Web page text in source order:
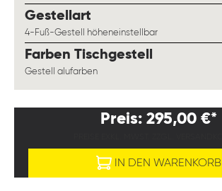
Gestellart
4-Fuß-Gestell höheneinstellbar
Farben Tischgestell
Gestell alufarben
Preis: 295,00 €*
IN DEN WARENKORB